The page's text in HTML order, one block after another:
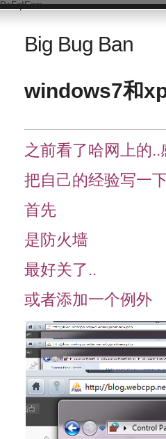
DsFqIEnm
Big Bug Ban
windows7和
之前看了哈网上的..
把自己的经验写一
首先
是防火墙
最好关了..
或者添加一个例外